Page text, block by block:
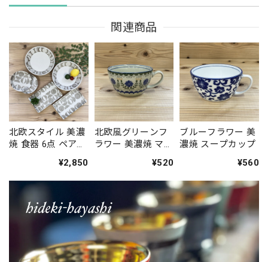
関連商品
北欧スタイル 美濃
焼 食器 6点 ペアセ
¥2,850
北欧風グリーンフ
ラワー 美濃焼 マル
¥520
ブルーフラワー 美
濃焼 スープカップ
¥560